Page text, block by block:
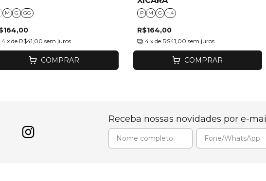
M G GG
4 x de R$41,00 sem juros
COMPRAR
P M G + 4
R$164,00
4 x de R$41,00 sem juros
COMPRAR
Receba nossas novidades por e-mail